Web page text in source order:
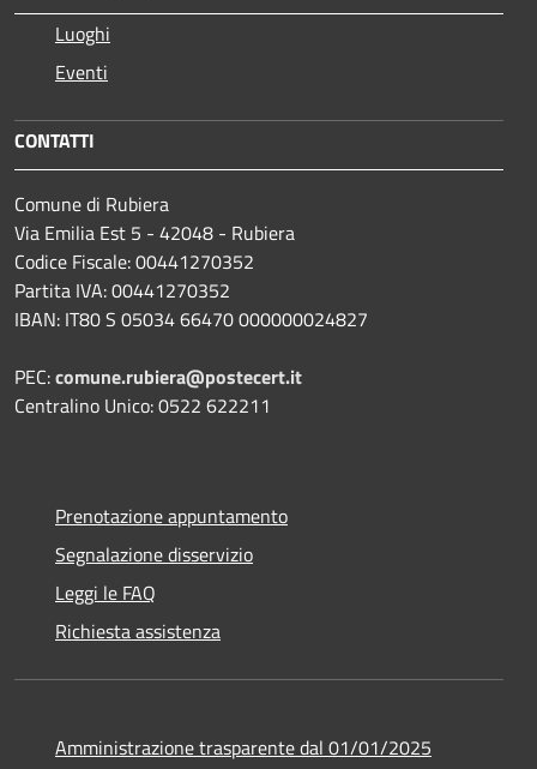
Luoghi
Eventi
CONTATTI
Comune di Rubiera
Via Emilia Est 5 - 42048 - Rubiera
Codice Fiscale: 00441270352
Partita IVA: 00441270352
IBAN: IT80 S 05034 66470 000000024827
PEC:comune.rubiera@postecert.it
Centralino Unico: 0522 622211
Prenotazione appuntamento
Segnalazione disservizio
Leggi le FAQ
Richiesta assistenza
Amministrazione trasparente dal 01/01/2025